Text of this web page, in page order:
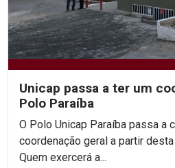
Unicap passa a ter um
Polo Paraíba
O Polo Unicap Paraíba passa a
coordenação geral a partir
Quem exercerá a...